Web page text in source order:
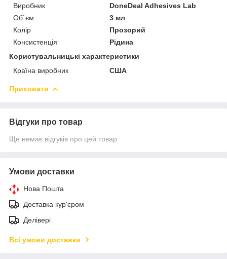
Виробник
DoneDeal Adhesives Lab
Об`єм
3 мл
Колір
Прозорий
Консистенція
Рідина
Користувальницькі характеристики
Країна виробник
США
Приховати
Відгуки про товар
Ще немає відгуків про цей товар
Умови доставки
Нова Пошта
Доставка кур'єром
Делівері
Всі умови доставки